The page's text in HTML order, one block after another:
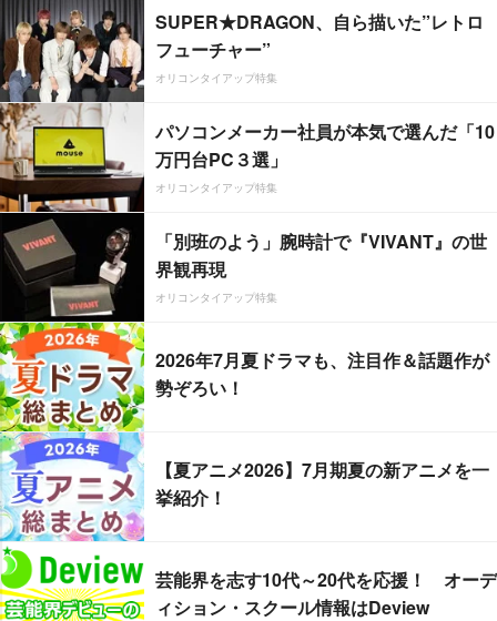
SUPER★DRAGON、自ら描いた”レトロ
フューチャー”
オリコンタイアップ特集
パソコンメーカー社員が本気で選んだ「10
万円台PC３選」
オリコンタイアップ特集
「別班のよう」腕時計で『VIVANT』の世
界観再現
オリコンタイアップ特集
2026年7月夏ドラマも、注目作＆話題作が
勢ぞろい！
【夏アニメ2026】7月期夏の新アニメを一
挙紹介！
芸能界を志す10代～20代を応援！ オーデ
ィション・スクール情報はDeview